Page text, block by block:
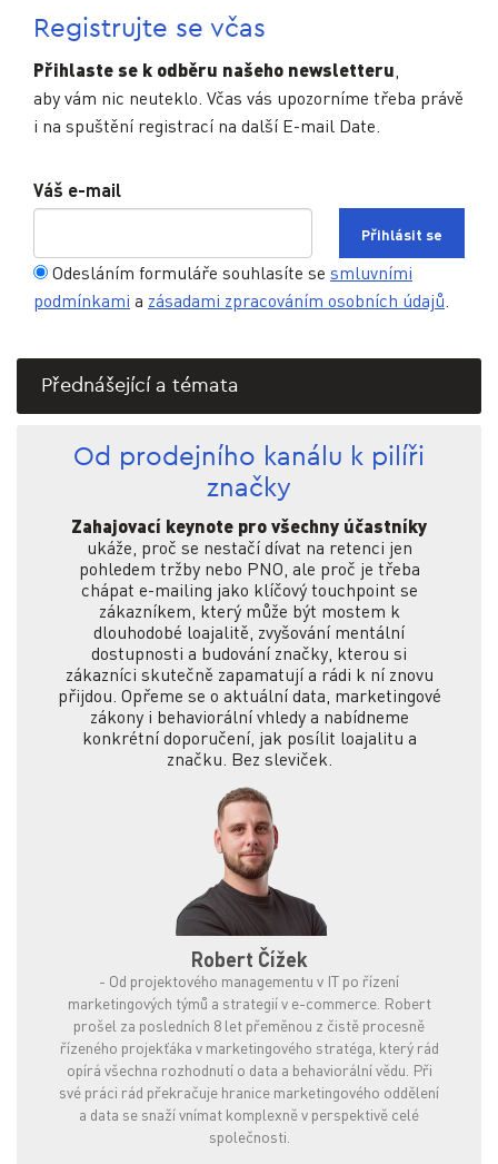
Registrujte se včas
Přihlaste se k odběru našeho newsletteru,
aby vám nic neuteklo. Včas vás upozorníme třeba právě
i na spuštění registrací na další E-mail Date.
Váš e-mail
Odesláním formuláře souhlasíte se smluvními
podmínkami a zásadami zpracováním osobních údajů.
Přednášející a témata
Od prodejního kanálu k pilíři
značky
Zahajovací keynote pro všechny účastníky
ukáže, proč se nestačí dívat na retenci jen
pohledem tržby nebo PNO, ale proč je třeba
chápat e-mailing jako klíčový touchpoint se
zákazníkem, který může být mostem k
dlouhodobé loajalitě, zvyšování mentální
dostupnosti a budování značky, kterou si
zákazníci skutečně zapamatují a rádi k ní znovu
přijdou. Opřeme se o aktuální data, marketingové
zákony i behaviorální vhledy a nabídneme
konkrétní doporučení, jak posílit loajalitu a
značku. Bez sleviček.
Robert Čížek
- Od projektového managementu v IT po řízení
marketingových týmů a strategií v e-commerce. Robert
prošel za posledních 8 let přeměnou z čistě procesně
řízeného projekťáka v marketingového stratéga, který rád
opírá všechna rozhodnutí o data a behaviorální vědu. Při
své práci rád překračuje hranice marketingového oddělení
a data se snaží vnímat komplexně v perspektivě celé
společnosti.